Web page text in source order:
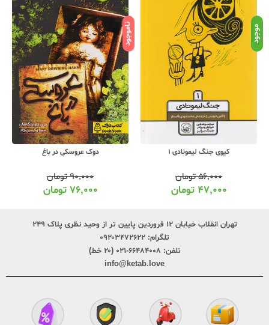
موجود
کیوی جنگ لیمونادی 1
۵۶,۰۰۰تومان
۴۷,۰۰۰ تومان
ناموجود
دوک عروسکی در باغ
۹۰,۰۰۰تومان
۷۶,۰۰۰ تومان
تهران انقلاب خیابان ۱۲ فروردین پایین تر از وحید نظری پلاک ۲۴۹
تلگرام: ۰۹۲۰۳۴۷۲۶۲۲
تلفن: ۶۶۴۸۴۰۰۸-۰۲۱ (۲۰ خط)
info@ketab.love